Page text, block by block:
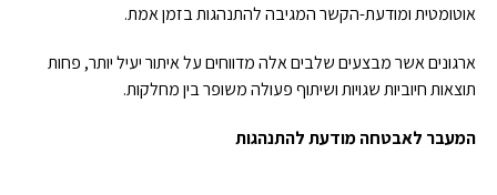
אוטומטית ומודעת-הקשר המגיבה להתנהגות בזמן אמת.
ארגונים אשר מבצעים שלבים אלה מדווחים על איתור יעיל יותר, פחות
תוצאות חיוביות שגויות ושיתוף פעולה משופר בין מחלקות.
המעבר לאבטחה מודעת להתנהגות